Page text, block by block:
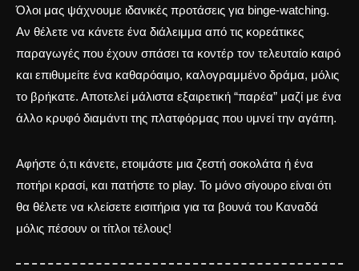
Όλοι μας ψάχνουμε ιδανικές προτάσεις για binge-watching.
Αν θέλετε να κάνετε ένα διάλειμμα από τις κορεάτικες
παραγωγές που έχουν σπάσει τα κοντέρ τον τελευταίο καιρό
και επιθυμείτε ένα καθαρόαιμο, καλογραμμένο δράμα, μόλις
το βρήκατε. Αποτελεί μάλιστα εξαιρετική “παρέα” μαζί με ένα
άλλο κρυφό διαμάντι της πλατφόρμας που υμνεί την αγάπη.
Αφήστε ό,τι κάνετε, ετοιμάστε μια ζεστή σοκολάτα ή ένα
ποτήρι κρασί, και πατήστε το play. Το μόνο σίγουρο είναι ότι
θα θέλετε να κλείσετε εισιτήρια για τα βουνά του Καναδά
μόλις πέσουν οι τίτλοι τέλους!